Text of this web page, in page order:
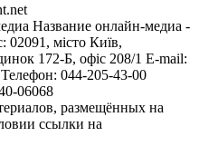
Название онлайн-медиа -
02091, місто Київ,
172-Б, офіс 208/1 E-mail:
Телефон: 044-205-43-00
06068
размещённых на
ссылки на